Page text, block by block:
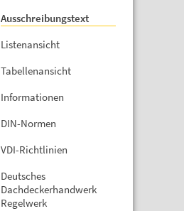
Ausschreibungstext
Listenansicht
Tabellenansicht
Informationen
DIN-Normen
VDI-Richtlinien
Deutsches
Dachdeckerhandwerk
Regelwerk